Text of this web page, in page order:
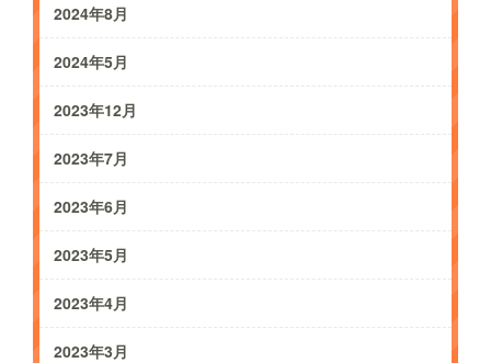
2024年8月
2024年5月
2023年12月
2023年7月
2023年6月
2023年5月
2023年4月
2023年3月